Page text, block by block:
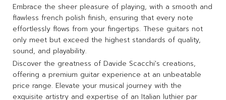
Embrace the sheer pleasure of playing, with a smooth and
flawless french polish finish, ensuring that every note
effortlessly flows from your fingertips. These guitars not
only meet but exceed the highest standards of quality,
sound, and playability.
Discover the greatness of Davide Scacchi's creations,
offering a premium guitar experience at an unbeatable
price range. Elevate your musical journey with the
exquisite artistry and expertise of an Italian luthier par